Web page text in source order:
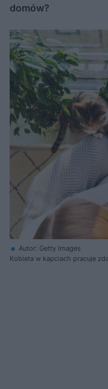
domów?
Autor: Getty Images
Kobieta w kapciach pracuje
Krajowego Systemu e-Faktur